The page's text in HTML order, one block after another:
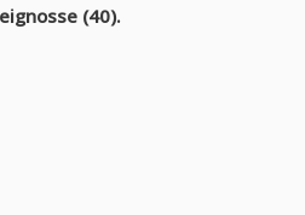
(40).